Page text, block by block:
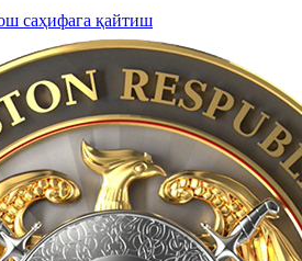
саҳифага қайтиш